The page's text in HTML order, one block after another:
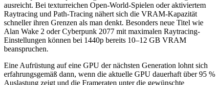
ausreicht. Bei texturreichen Open-World-Spielen oder aktiviertem
Raytracing und Path-Tracing nähert sich die VRAM-Kapazität
schneller ihren Grenzen als man denkt. Besonders neue Titel wie
Alan Wake 2 oder Cyberpunk 2077 mit maximalen Raytracing-
Einstellungen können bei 1440p bereits 10–12 GB VRAM
beanspruchen.
Eine Aufrüstung auf eine GPU der nächsten Generation lohnt sich
erfahrungsgemäß dann, wenn die aktuelle GPU dauerhaft über 95 %
Auslastung zeigt und die Frameraten unter die gewünschte